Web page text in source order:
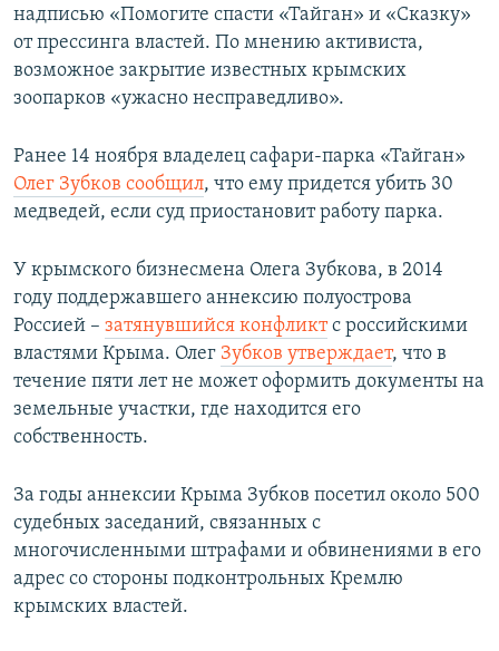
надписью «Помогите спасти «Тайган» и «Сказку»
от прессинга властей. По мнению активиста,
возможное закрытие известных крымских
зоопарков «ужасно несправедливо».
Ранее 14 ноября владелец сафари-парка «Тайган»
Олег Зубков сообщил, что ему придется убить 30
медведей, если суд приостановит работу парка.
У крымского бизнесмена Олега Зубкова, в 2014
году поддержавшего аннексию полуострова
Россией – затянувшийся конфликтс российскими
властями Крыма. Олег Зубков утверждает, что в
течение пяти лет не может оформить документы на
земельные участки, где находится его
собственность.
За годы аннексии Крыма Зубков посетил около 500
судебных заседаний, связанных с
многочисленными штрафами и обвинениями в его
адрес со стороны подконтрольных Кремлю
крымских властей.